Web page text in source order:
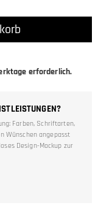
erforderlich.
Farben, Schriftarten,
Wünschen angepasst
Design-Mockup zur